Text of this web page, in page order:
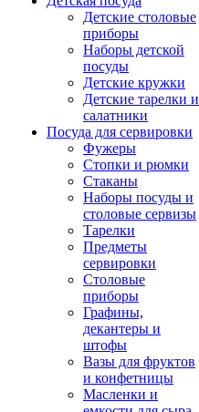
Детские столовые
приборы
Наборы детской
посуды
Детские кружки
Детские тарелки и
салатники
Посуда для сервировки
Фужеры
Стопки и рюмки
Стаканы
Наборы посуды и
столовые сервизы
Тарелки
Предметы
сервировки
Столовые
приборы
Графины,
декантеры и
штофы
Вазы для фруктов
и конфетницы
Масленки и